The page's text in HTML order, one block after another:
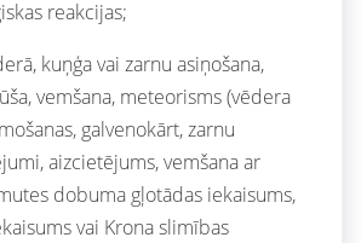
reakcijas;
kuņģa vai zarnu asiņošana,
vemšana, meteorisms (vēdera
galvenokārt, zarnu
aizcietējums, vemšana ar
dobuma gļotādas iekaisums,
vai Krona slimības